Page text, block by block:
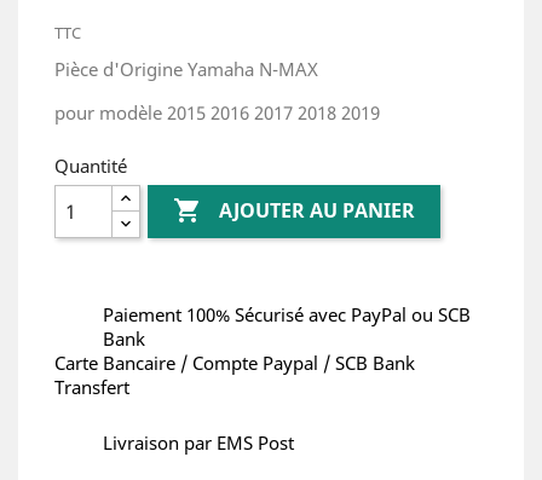
TTC
Pièce d'Origine Yamaha N-MAX
pour modèle 2015 2016 2017 2018 2019
Quantité
 AJOUTER AU PANIER
Paiement 100% Sécurisé avec PayPal ou SCB
Bank
Carte Bancaire / Compte Paypal / SCB Bank
Transfert
Livraison par EMS Post